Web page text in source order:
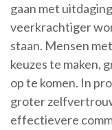
gaan met
veerkrachtiger
staan. Mensen
keuzes te maken,
op te komen. In
groter
effectievere